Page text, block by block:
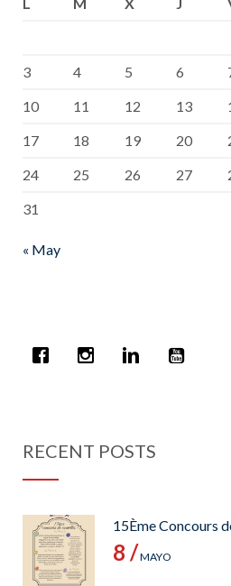
3
4 5 6
10
11 12 13
17
18 19 20
24
25 26 27
31
« May
RECENT POSTS
15Ème Concours
8 /MAYO